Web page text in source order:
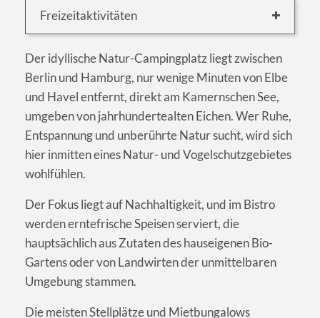
Freizeitaktivitäten
Der idyllische Natur-Campingplatz liegt zwischen
Berlin und Hamburg, nur wenige Minuten von Elbe
und Havel entfernt, direkt am Kamernschen See,
umgeben von jahrhundertealten Eichen. Wer Ruhe,
Entspannung und unberührte Natur sucht, wird sich
hier inmitten eines Natur- und Vogelschutzgebietes
wohlfühlen.
Der Fokus liegt auf Nachhaltigkeit, und im Bistro
werden erntefrische Speisen serviert, die
hauptsächlich aus Zutaten des hauseigenen Bio-
Gartens oder von Landwirten der unmittelbaren
Umgebung stammen.
Die meisten Stellplätze und Mietbungalows